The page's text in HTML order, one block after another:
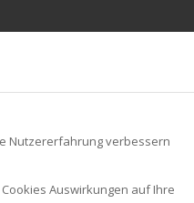
Nutzererfahrung verbessern
Auswirkungen auf Ihre